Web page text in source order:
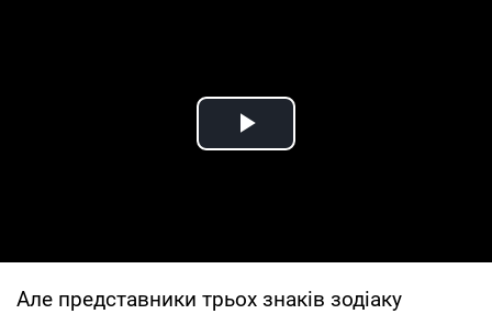
Play Video
Але представники трьох знаків зодіаку